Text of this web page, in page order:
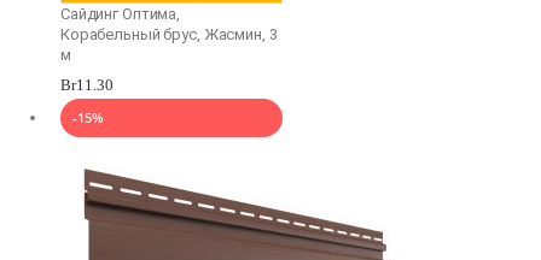
Сайдинг Оптима,
Корабельный брус, Жасмин, 3
м
Br11.30
-15%